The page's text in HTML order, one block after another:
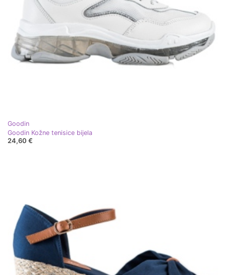
Goodin
Goodin Kožne tenisice bijela
24,60 €